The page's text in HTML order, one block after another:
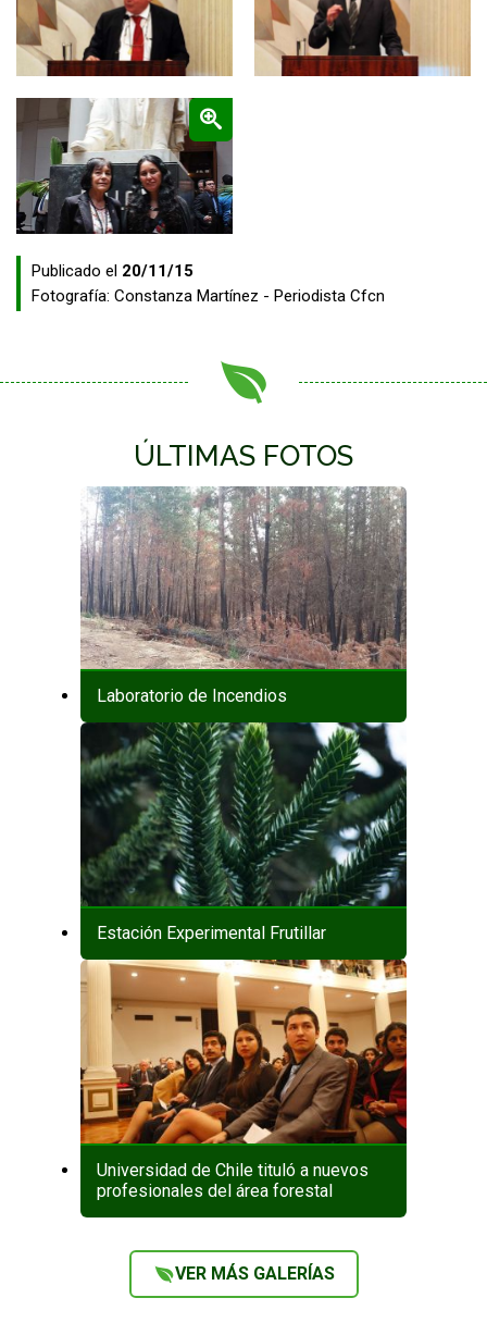
Publicado el 20/11/15
Fotografía: Constanza Martínez - Periodista Cfcn
ÚLTIMAS FOTOS
Laboratorio de Incendios
Estación Experimental Frutillar
Universidad de Chile tituló a nuevos
profesionales del área forestal
VER MÁS GALERÍAS